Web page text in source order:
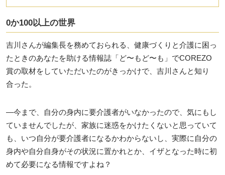
0か100以上の世界
吉川さんが編集長を務めておられる、健康づくりと介護に困っ
たときのあなたを助ける情報誌「ど〜もど〜も」でCOREZO
賞の取材をしていただいたのがきっかけで、吉川さんと知り
合った。
―今まで、自分の身内に要介護者がいなかったので、気にもし
ていませんでしたが、家族に迷惑をかけたくないと思っていて
も、いつ自分が要介護者になるかわからないし、実際に自分の
身内や自分自身がその状況に置かれとか、イザとなった時に初
めて必要になる情報ですよね？